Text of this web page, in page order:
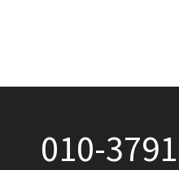
010-